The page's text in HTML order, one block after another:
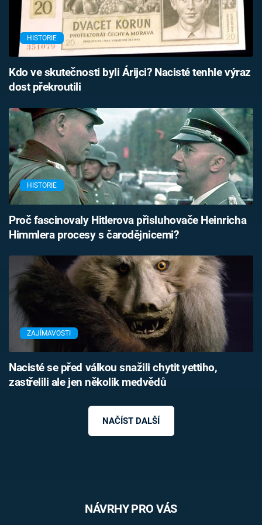
HISTORIE
Kdo ve skutečnosti byli Árijci? Nacisté tenhle výraz
dost překroutili
HISTORIE
Proč fascinovaly Hitlerova přisluhovače Heinricha
Himmlera procesy s čarodějnicemi?
ZAJÍMAVOSTI
Nacisté se před válkou snažili chytit yettiho,
zastřelili ale jen několik medvědů
NAČÍST DALŠÍ
NÁVRHY PRO VÁS